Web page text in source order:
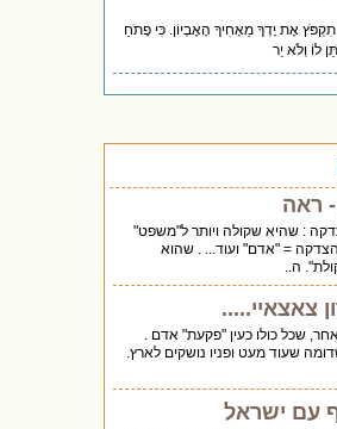
אֶת יָדְךָ מֵאָחִיךָ הָאֶבְיוֹן. כִּי פָתֹחַ
לוֹ וְלֹא יֵר
ראה
: שהיא שקולה ויותר ל"משפט"
= "אדם" ועוד... . שהוא
ה..
צאצאיי.....
שכל כולו כעין "פקעת" אדם .
שעוד מעט ופניו נושקים לארץ.
עם ישראל